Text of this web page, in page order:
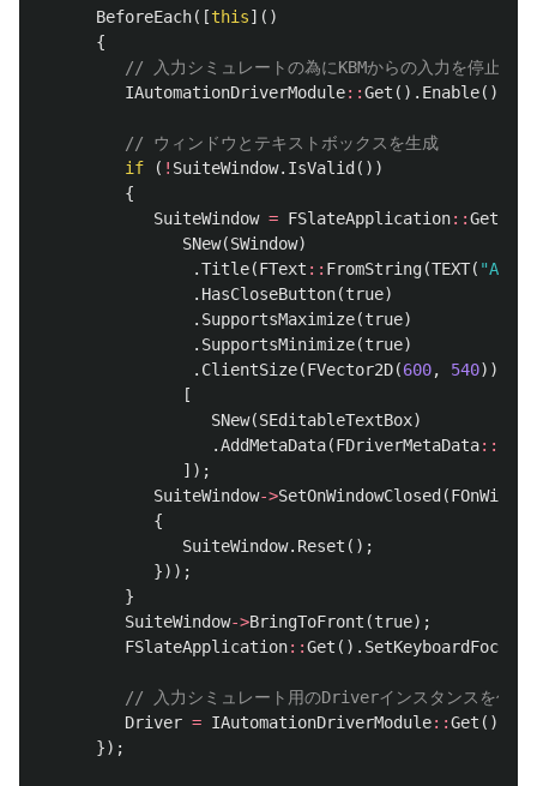
BeforeEach([this]()
{
// 入力シミュレートの為にKBMからの入力を停止する
IAutomationDriverModule::Get (). Enable();
// ウィンドウとテキストボックスを生成
if
( ! SuiteWindow. IsValid())
{
SuiteWindow = FSlateApplication::Get
SNew(SWindow)
.Title(FText :: FromString(TEXT(
. HasCloseButton(true)
. SupportsMaximize(true)
. SupportsMinimize(true)
. ClientSize(FVector2D(600, 540))
[
SNew(SEditableTextBox)
.AddMetaData(FDriverMetaData::
]);
SuiteWindow->SetOnWindowClosed(
{
SuiteWindow. Reset ();
}));
}
SuiteWindow->BringToFront (true);
FSlateApplication::Get (). SetKeyboardFocus
// 入力シミュレート用のDriverインスタンスを作成
Driver = IAutomationDriverModule::Get ().
});